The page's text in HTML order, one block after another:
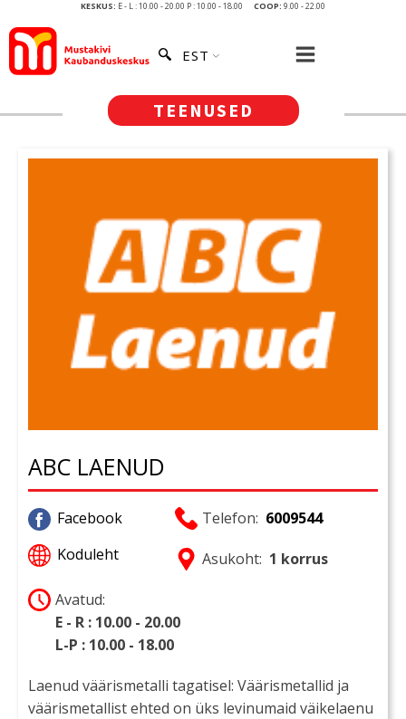
KESKUS: E - L : 10.00 - 20.00 P : 10.00 - 18.00 COOP: 9.00 - 22.00
EST
TEENUSED
ABC LAENUD
Facebook
Koduleht
Telefon: 6009544
Asukoht: 1 korrus
Avatud:
E - R : 10.00 - 20.00
L-P : 10.00 - 18.00
Laenud väärismetalli tagatisel: Väärismetallid ja
väärismetallist ehted on üks levinumaid väikelaenu